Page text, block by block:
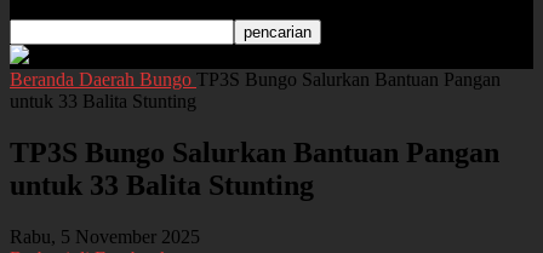
Beranda Daerah Bungo TP3S Bungo Salurkan Bantuan Pangan
untuk 33 Balita Stunting
TP3S Bungo Salurkan Bantuan Pangan
untuk 33 Balita Stunting
Rabu, 5 November 2025